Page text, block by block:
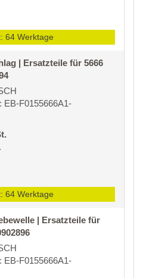
64 Werktage
| Ersatzteile für 5666
EB-F0155666A1-
64 Werktage
| Ersatzteile für
EB-F0155666A1-